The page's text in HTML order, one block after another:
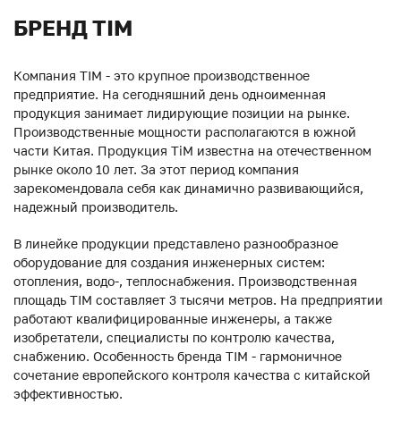
БРЕНД TIM
Компания TIM - это крупное производственное
предприятие. На сегодняшний день одноименная
продукция занимает лидирующие позиции на рынке.
Производственные мощности располагаются в южной
части Китая. Продукция ТiM известна на отечественном
рынке около 10 лет. За этот период компания
зарекомендовала себя как динамично развивающийся,
надежный производитель.
В линейке продукции представлено разнообразное
оборудование для создания инженерных систем:
отопления, водо-, теплоснабжения. Производственная
площадь TIM составляет 3 тысячи метров. На предприятии
работают квалифицированные инженеры, а также
изобретатели, специалисты по контролю качества,
снабжению. Особенность бренда TIM - гармоничное
сочетание европейского контроля качества с китайской
эффективностью.